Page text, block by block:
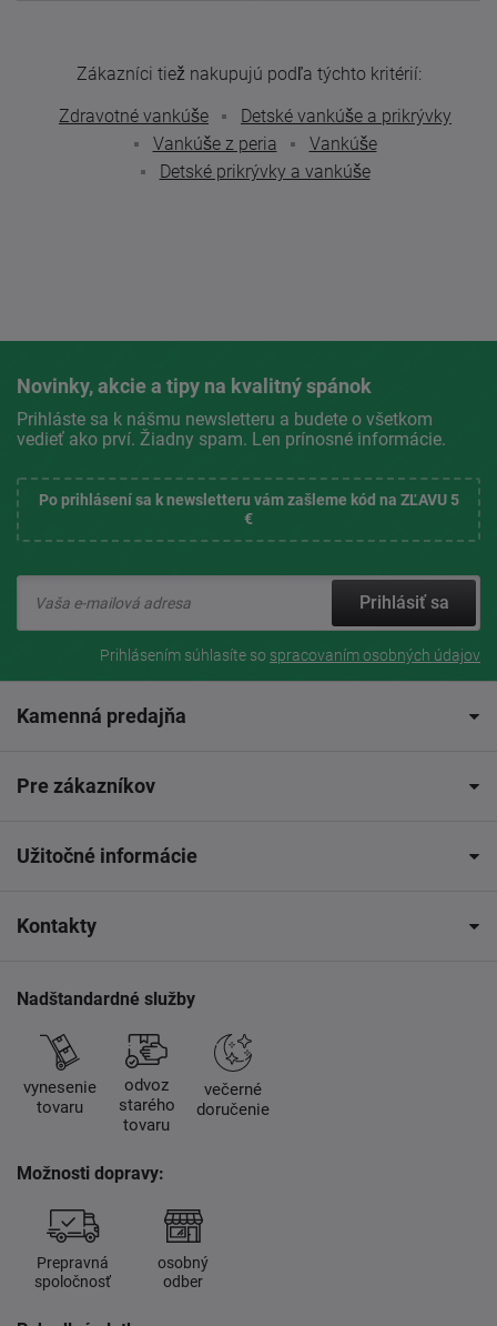
Zákazníci tiež nakupujú podľa týchto kritérií:
Zdravotné vankúše
Detské vankúše a prikrývky
Vankúše z peria
Vankúše
Detské prikrývky a vankúše
Novinky, akcie a tipy na kvalitný spánok
Prihláste sa k nášmu newsletteru a budete o všetkom
vedieť ako prví. Žiadny spam. Len prínosné informácie.
Po prihlásení sa k newsletteru vám zašleme kód na ZĽAVU 5
€
Prihlásiť sa
Prihlásením súhlasíte so spracovaním osobných údajov
Kamenná predajňa
Pre zákazníkov
Užitočné informácie
Kontakty
Nadštandardné služby
vynesenie
tovaru
odvoz
starého
tovaru
večerné
doručenie
Možnosti dopravy:
Prepravná
spoločnosť
osobný
odber